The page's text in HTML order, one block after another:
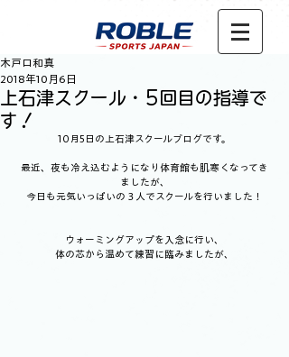
上石津スクール・5回目の指導で
す！
木戸口和真
2018年10月6日
10月5日の上石津スクールブログです。
最近、夜も冷え込むようになり体育館も肌寒くなってき
ましたが、
今日も元気いっぱいの３人でスクールを行いました！
ウォーミングアップを入念に行い、
体の芯から温めて練習に臨みましたが、